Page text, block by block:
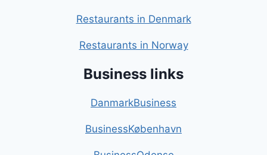
Restaurants in Denmark
Restaurants in Norway
Business links
DanmarkBusiness
BusinessKøbenhavn